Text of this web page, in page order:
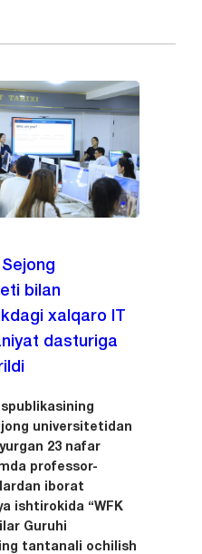
bilan
xalqaro IT
dasturiga
universitetidan
23 nafar
professor-
iborat
ishtirokida “WFK
Guruhi
tantanali ochilish